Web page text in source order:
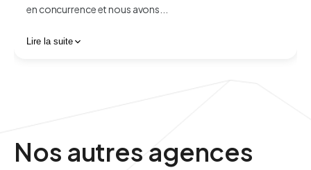
en concurrence et nous avons...
Nos autres agences